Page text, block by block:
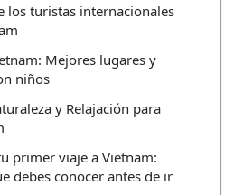
los turistas internacionales
Mejores lugares y
niños
y Relajación para
primer viaje a Vietnam:
debes conocer antes de ir